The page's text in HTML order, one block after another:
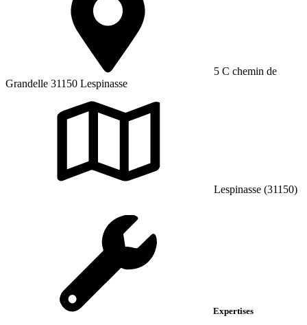
5 C chemin de
Grandelle 31150 Lespinasse
Lespinasse (31150)
Expertises